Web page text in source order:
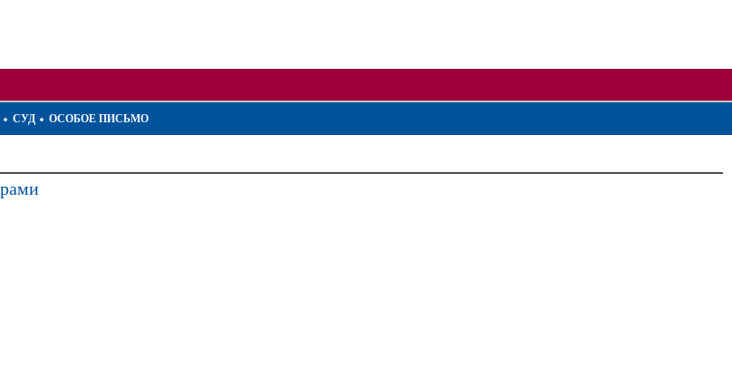
СУД ОСОБОЕ ПИСЬМО